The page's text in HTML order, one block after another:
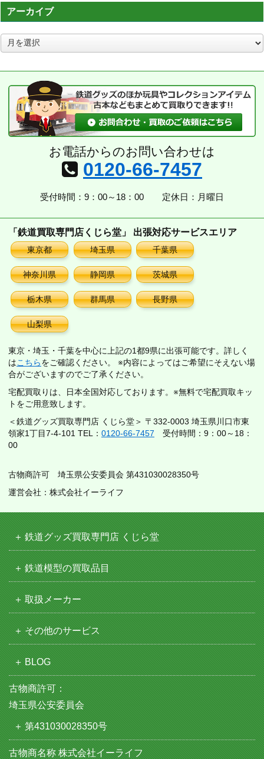
アーカイブ
ア
ー
ブ
お電話からのお問い合わせは
0120-66-7457
受付時間：9：00～18：00 定休日：月曜日
「鉄道買取専門店くじら堂」 出張対応サービスエリア
東京都 埼玉県 千葉県
神奈川県 静岡県 茨城県
栃木県 群馬県 長野県
山梨県
東京・埼玉・千葉を中心に上記の1都9県に出張可能です。詳しく
はこちらをご確認ください。 ※内容によってはご希望にそえない場
合がございますのでご了承ください。
宅配買取りは、日本全国対応しております。※無料で宅配買取キッ
トをご用意致します。
＜鉄道グッズ買取専門店 くじら堂＞ 〒332-0003 埼玉県川口市東
領家1丁目7-4-101 TEL： 0120-66-7457 受付時間：9：00～18：
00
古物商許可 埼玉県公安委員会 第431030028350号
運営会社：株式会社イーライフ
鉄道グッズ買取専門店 くじら堂
鉄道模型の買取品目
取扱メーカー
その他のサービス
BLOG
古物商許可：
埼玉県公安委員会
第431030028350号
古物商名称 株式会社イーライフ